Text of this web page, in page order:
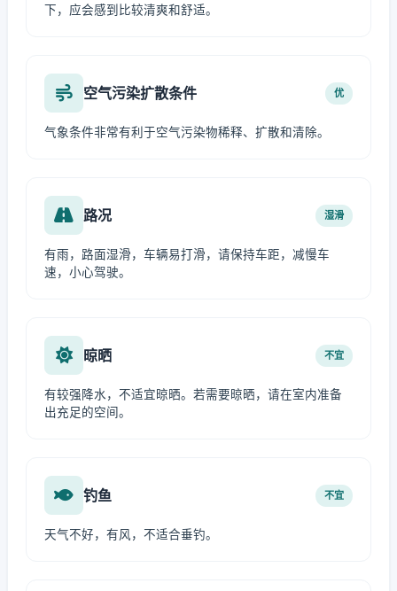
下，应会感到比较清爽和舒适。
空气污染扩散条件 优
气象条件非常有利于空气污染物稀释、扩散和清除。
路况 湿滑
有雨，路面湿滑，车辆易打滑，请保持车距，减慢车
速，小心驾驶。
晾晒 不宜
有较强降水，不适宜晾晒。若需要晾晒，请在室内准备
出充足的空间。
钓鱼 不宜
天气不好，有风，不适合垂钓。